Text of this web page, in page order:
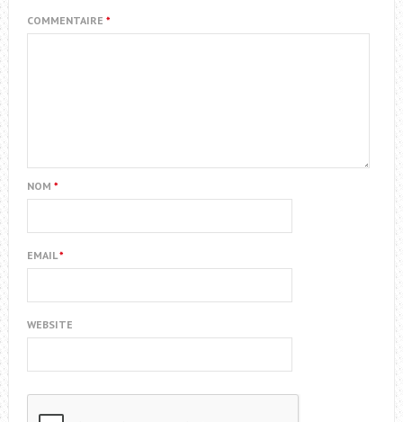
COMMENTAIRE *
NOM *
EMAIL*
WEBSITE